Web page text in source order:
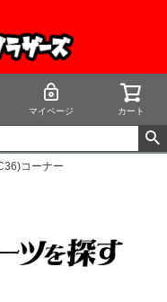
マイページ カート
コーナー